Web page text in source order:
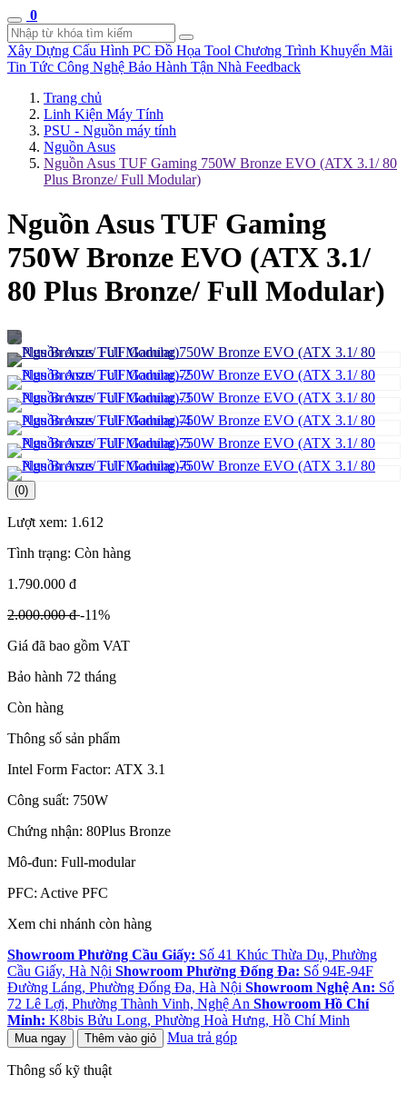
0
Xây Dựng Cấu Hình PC Đồ Họa Tool Chương Trình Khuyến Mãi
Tin Tức Công Nghệ Bảo Hành Tận Nhà Feedback
Trang chủ
Linh Kiện Máy Tính
PSU - Nguồn máy tính
Nguồn Asus
Nguồn Asus TUF Gaming 750W Bronze EVO (ATX 3.1/ 80
Plus Bronze/ Full Modular)
Nguồn Asus TUF Gaming
750W Bronze EVO (ATX 3.1/
80 Plus Bronze/ Full Modular)
(0)
Lượt xem: 1.612
Tình trạng: Còn hàng
1.790.000 đ
2.000.000 đ-11%
Giá đã bao gồm VAT
Bảo hành 72 tháng
Còn hàng
Thông số sản phẩm
Intel Form Factor: ATX 3.1
Công suất: 750W
Chứng nhận: 80Plus Bronze
Mô-đun: Full-modular
PFC: Active PFC
Xem chi nhánh còn hàng
Showroom Phường Cầu Giấy: Số 41 Khúc Thừa Dụ, Phường
Cầu Giấy, Hà Nội Showroom Phường Đống Đa: Số 94E-94F
Đường Láng, Phường Đống Đa, Hà Nội Showroom Nghệ An: Số
72 Lê Lợi, Phường Thành Vinh, Nghệ An Showroom Hồ Chí
Minh: K8bis Bửu Long, Phường Hoà Hưng, Hồ Chí Minh
Mua ngay Thêm vào giỏ Mua trả góp
Thông số kỹ thuật